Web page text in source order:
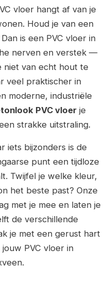
vloer hangt af van je
Houd je van een
is een PVC vloer in
nerven en verstek —
niet van echt hout te
veel praktischer in
moderne, industriële
PVC vloer je
strakke uitstraling.
iets bijzonders is de
punt een tijdloze
Twijfel je welke kleur,
het beste past? Onze
met je mee en laten je
de verschillende
je met een gerust hart
PVC vloer in